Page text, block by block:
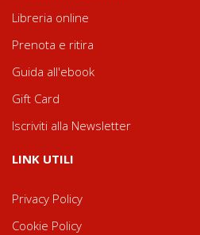
Libreria online
Prenota e ritira
Guida all'ebook
Gift Card
Iscriviti alla Newsletter
LINK UTILI
Privacy Policy
Cookie Policy